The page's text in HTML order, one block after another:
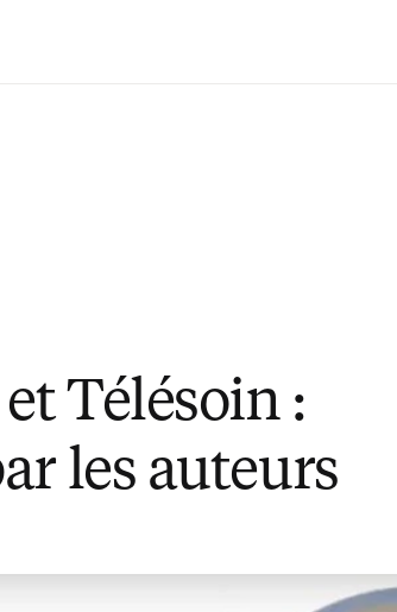
Télésoin :
les auteurs